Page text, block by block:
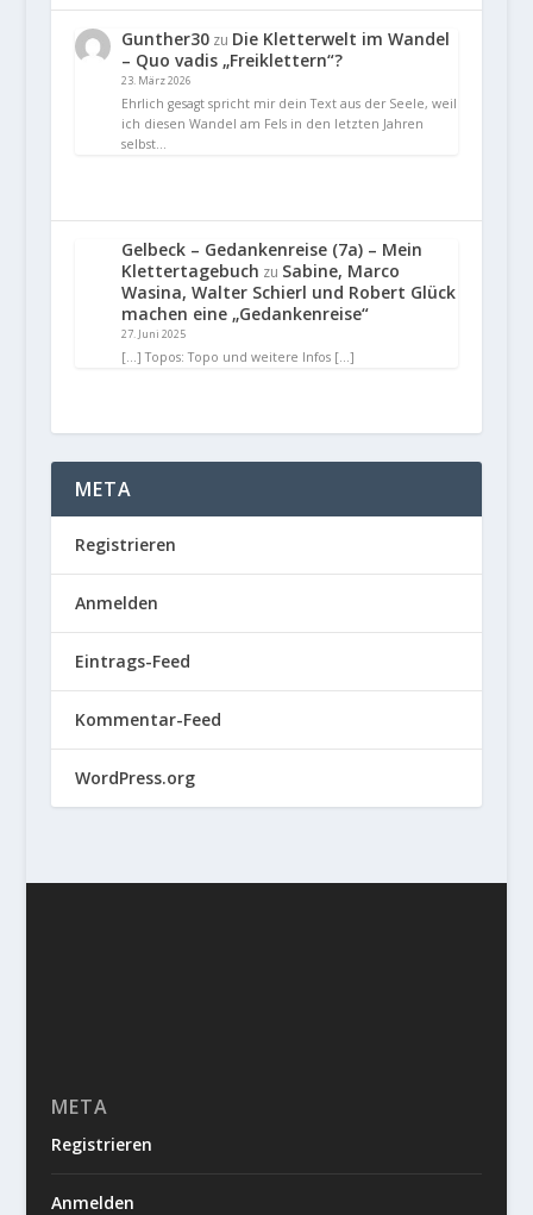
Gunther30zu Die Kletterwelt im Wandel
– Quo vadis „Freiklettern“?
23. März 2026
Ehrlich gesagt spricht mir dein Text aus der Seele, weil
ich diesen Wandel am Fels in den letzten Jahren
selbst…
Gelbeck – Gedankenreise (7a) – Mein
Klettertagebuch zu Sabine, Marco
Wasina, Walter Schierl und Robert Glück
machen eine „Gedankenreise“
27. Juni 2025
[…] Topos: Topo und weitere Infos […]
META
Registrieren
Anmelden
Eintrags-Feed
Kommentar-Feed
WordPress.org
META
Registrieren
Anmelden